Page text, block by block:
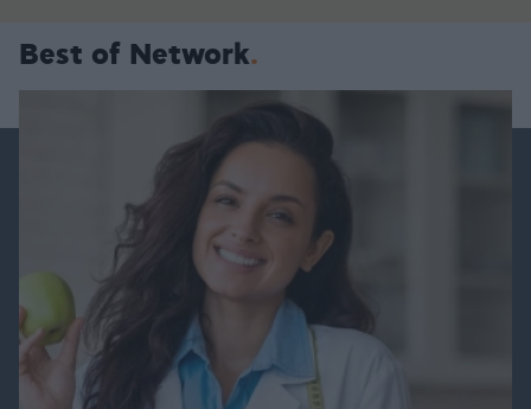
Best of Network